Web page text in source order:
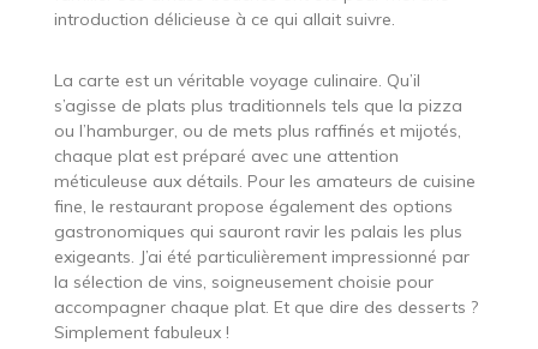
introduction délicieuse à ce qui allait suivre.
La carte est un véritable voyage culinaire. Qu’il
s’agisse de plats plus traditionnels tels que la pizza
ou l’hamburger, ou de mets plus raffinés et mijotés,
chaque plat est préparé avec une attention
méticuleuse aux détails. Pour les amateurs de cuisine
fine, le restaurant propose également des options
gastronomiques qui sauront ravir les palais les plus
exigeants. J’ai été particulièrement impressionné par
la sélection de vins, soigneusement choisie pour
accompagner chaque plat. Et que dire des desserts ?
Simplement fabuleux !